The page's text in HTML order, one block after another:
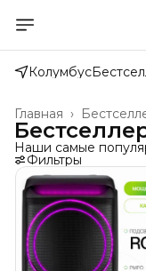
Колумбус
Главная ›
Наши самые
Фильтры